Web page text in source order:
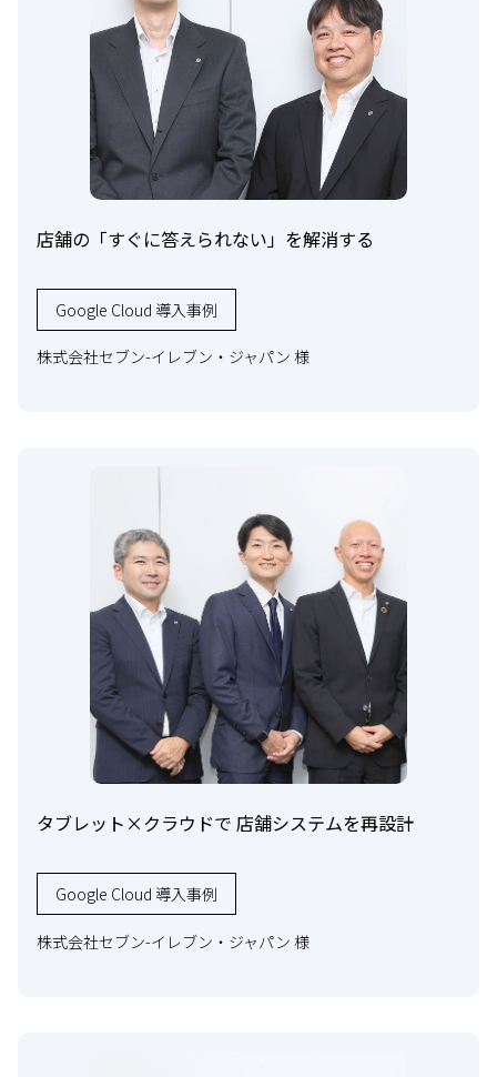
店舗の「すぐに答えられない」を解消する
Google Cloud 導入事例
株式会社セブン-イレブン・ジャパン 様
タブレット×クラウドで 店舗システムを再設計
Google Cloud 導入事例
株式会社セブン-イレブン・ジャパン 様